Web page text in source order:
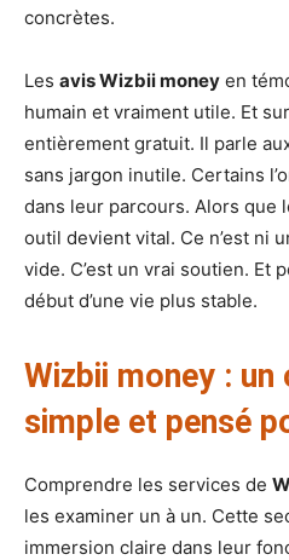
concrètes.
Les avis Wizbii money en
humain et vraiment utile. Et
entièrement gratuit. Il parle
sans jargon inutile. Certains
dans leur parcours. Alors que
outil devient vital. Ce n’est ni
vide. C’est un vrai soutien. Et
début d’une vie plus stable.
Wizbii money :
simple et pensé
Comprendre les services de
les examiner un à un. Cette
immersion claire dans leur